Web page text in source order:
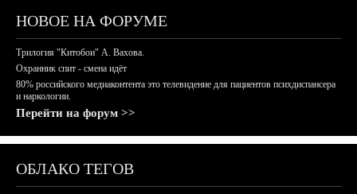
НОВОЕ НА ФОРУМЕ
Трилогия "Китобои" А. Вахова.
Охранник спит - смена идёт
80% российского медиаконтента это телевидение для пациентов психдиспансера
и наркологии.
Перейти на форум >>
ОБЛАКО ТЕГОВ